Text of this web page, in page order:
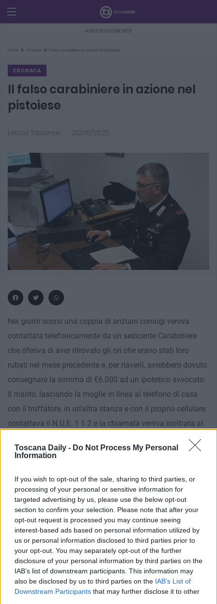
Toscana Daily - Do Not Process My Personal
Information
If you wish to opt-out of the sale, sharing to third parties, or
processing of your personal or sensitive information for
targeted advertising by us, please use the below opt-out
section to confirm your selection. Please note that after your
opt-out request is processed you may continue seeing
interest-based ads based on personal information utilized by
us or personal information disclosed to third parties prior to
your opt-out. You may separately opt-out of the further
disclosure of your personal information by third parties on the
IAB’s list of downstream participants. This information may
also be disclosed by us to third parties on the IAB’s List of
Downstream Participants that may further disclose it to other
Home » Cronaca » Il falso carabiniere in azione nel pistoiese
CRONACA
Il falso carabiniere in azione nel
pistoiese
Letizia Tassinari - 20/05/2025
Nei giorni scorsi una coppia di anziani coniugi veniva
contattata telefonicamente da un sedicente Carabiniere
che riferiva di aver ritrovato gli ori che erano stati loro
rubati nel mese precedente e, per riaverli, avrebbero dovuto
consegnare la somma di €6.000 ad un ipotetico avvocato.
Il marito, lasciando la moglie in linea al telefono di casa
con il truffatore, in un’altra stanza e con il proprio cellulare
contattava il N.U.E. 1 1 2 e la chiamata veniva inoltrata al
Commissariato di P.S. di Pescia. Il presunto carabiniere in
linea telefonica, dopo una lunga trattativa, esigeva che la
davanti all’albergo “Cavalieri del Tau” dove si sarebbe
presentato un avvocato per ritirare l’importo.
Alla consegna del denaro, oltre alla coppia, c’era appostato
personale del Commissariato di Pescia che prontamente
bloccava il truffatore, l’ipotetico avvocato, venuto in
trasferta in Toscana proprio per mettere a segno il colpo.
Nei confronti del truffatore, deferito alla competente A.G.,
veniva disposta una misura restrittiva della libertà
personale, mentre sono in corso le indagini per salire